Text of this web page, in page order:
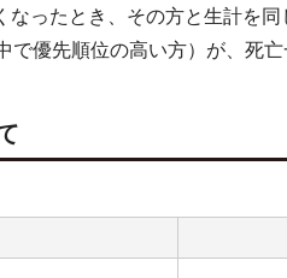
ったとき、その方と生計を
で優先順位の高い方）が、死亡